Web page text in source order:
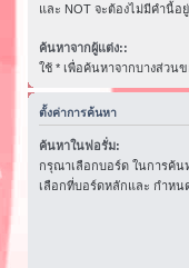
และ NOT จะต้องไม่มีคำนี้อ
ค้นหาจากผู้แต่ง::
ใช้ * เพื่อค้นหาจากบางส่วนข
ตั้งค่าการค้นหา
ค้นหาในฟอรั่ม:
กรุณาเลือกบอร์ด ในการค้น
เลือกที่บอร์ดหลักและ กำหน